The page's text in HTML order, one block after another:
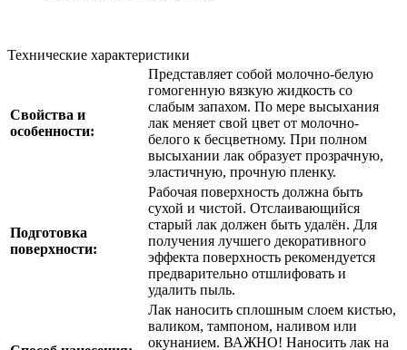
Технические характеристики
Свойства и
особенности:
Представляет собой молочно-белую
гомогенную вязкую жидкость со
слабым запахом. По мере высыхания
лак меняет свой цвет от молочно-
белого к бесцветному. При полном
высыхании лак образует прозрачную,
эластичную, прочную пленку.
Подготовка
поверхности:
Рабочая поверхность должна быть
сухой и чистой. Отслаивающийся
старый лак должен быть удалён. Для
получения лучшего декоративного
эффекта поверхность рекомендуется
предварительно отшлифовать и
удалить пыль.
Лак наносить сплошным слоем кистью,
валиком, тампоном, наливом или
окунанием. ВАЖНО! Наносить лак на